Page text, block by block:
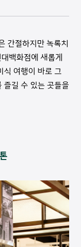
간절하지만 녹록치
백화점에 새롭게
식 여행이 바로 그
즐길 수 있는 곳들을